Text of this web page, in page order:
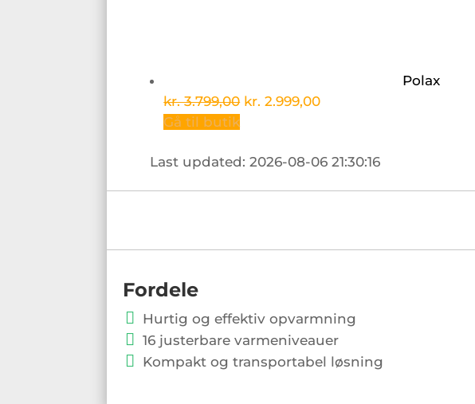
Polax
kr. 3.799,00 kr. 2.999,00
Gå til butik
Last updated: 2026-08-06 21:30:16
Fordele
Hurtig og effektiv opvarmning
16 justerbare varmeniveauer
Kompakt og transportabel løsning